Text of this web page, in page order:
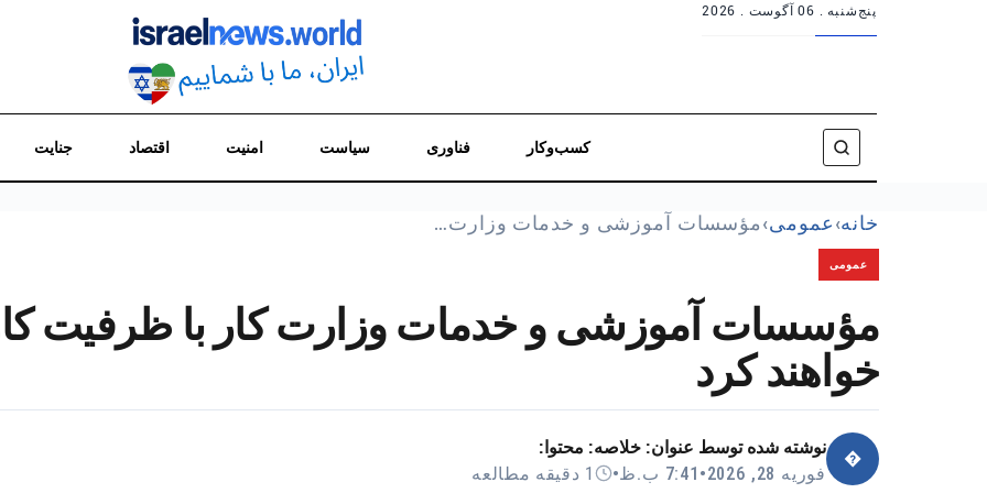
پنج‌شنبه . 06 آگوست . 2026
کسب‌وکار فناوری سیاست امنیت اقتصاد جنایت
خانه›عمومی›مؤسسات آموزشی و خدمات وزارت…
عمومی
مؤسسات آموزشی و خدمات وزارت کار با ظرفیت
خواهند کرد
�
نوشته شده توسط عنوان: خلاصه: محتوا:
فوریه 28, 2026
• 7:41 ب.ظ • 1 دقیقه مطالعه